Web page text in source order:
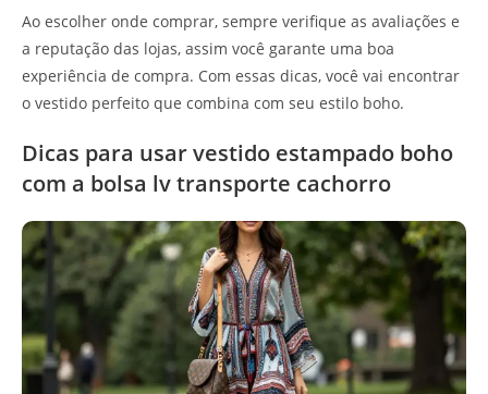
Ao escolher onde comprar, sempre verifique as avaliações e
a reputação das lojas, assim você garante uma boa
experiência de compra. Com essas dicas, você vai encontrar
o vestido perfeito que combina com seu estilo boho.
Dicas para usar vestido estampado boho
com a bolsa lv transporte cachorro